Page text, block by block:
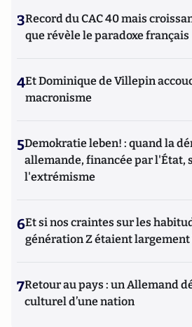
3Record du CAC 40 mais
que révèle le paradoxe français
4Et Dominique de Villepin
macronisme
5Demokratie leben! : quand la
allemande, financée par l'État,
l'extrémisme
6Et si nos craintes sur les
génération Z étaient largement
7Retour au pays : un Allemand
culturel d’une nation